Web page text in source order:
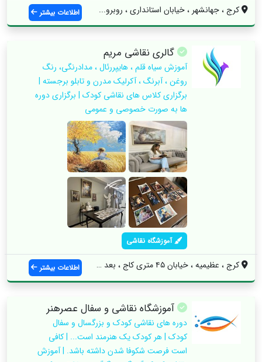
کرج ، جهانشهر ، خیابان استانداری ، روبرو... اطلاعات بیشتر
گالری نقاشی مریم
آموزش سیاه قلم ، هایپررئال ، مدادرنگی، رنگ
روغن ، آبرنگ ، آکرلیک مدرن و تابلو برجسته |
برگزاری کلاس های نقاشی کودک | برگزاری دوره
ها به صورت خصوصی و عمومی
آموزشگاه نقاشی
کرج ، عظیمیه ، خیابان ۴۵ متری کاج ، بعد ... اطلاعات بیشتر
آموزشگاه نقاشی و سفال عصرهنر
دوره های نقاشی کودک و بزرگسال و سفال
کودک | هر کودک یک هنرمند است... | کافی
است فرصت شکوفا شدن داشته باشد. | آموزش